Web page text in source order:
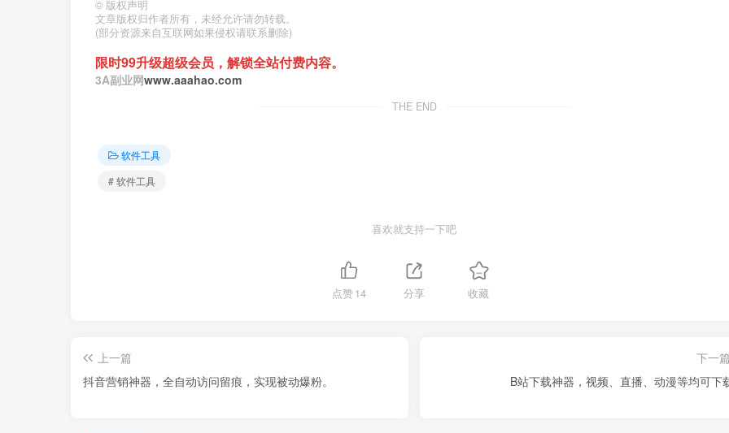
© 版权声明
文章版权归作者所有，未经允许请勿转载。
(部分资源来自互联网如果侵权请联系删除)
限时99升级超级会员，解锁全站付费内容。
3A副业网www.aaahao.com
THE END
软件工具
# 软件工具
喜欢就支持一下吧
点赞14 分享 收藏
上一篇
抖音营销神器，全自动访问留痕，实现被动爆粉。
下一
B站下载神器，视频、直播、动漫等均可下